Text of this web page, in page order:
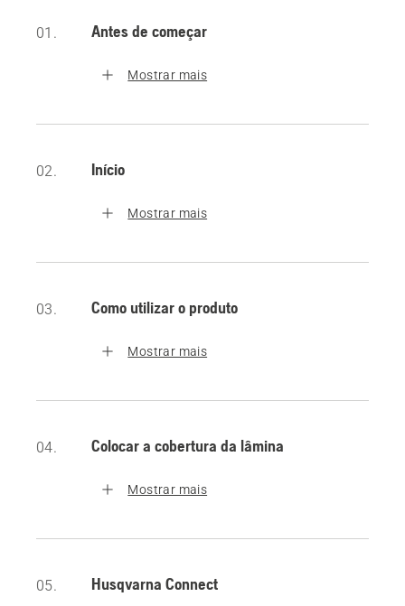
01. Antes de começar
Mostrar mais
02. Início
Mostrar mais
03. Como utilizar o produto
Mostrar mais
04. Colocar a cobertura da lâmina
Mostrar mais
05. Husqvarna Connect